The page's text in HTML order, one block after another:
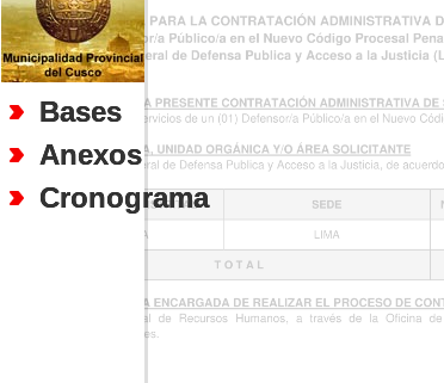
Bases
Anexos
Cronograma